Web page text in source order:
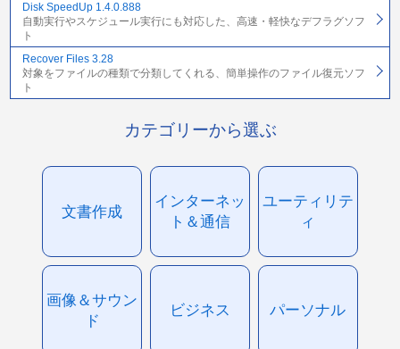
Disk SpeedUp 1.4.0.888
自動実行やスケジュール実行にも対応した、高速・軽快なデフラグソフ
ト
Recover Files 3.28
対象をファイルの種類で分類してくれる、簡単操作のファイル復元ソフ
ト
カテゴリーから選ぶ
文書作成
インターネッ
ト＆通信
ユーティリテ
ィ
画像＆サウン
ド
ビジネス パーソナル